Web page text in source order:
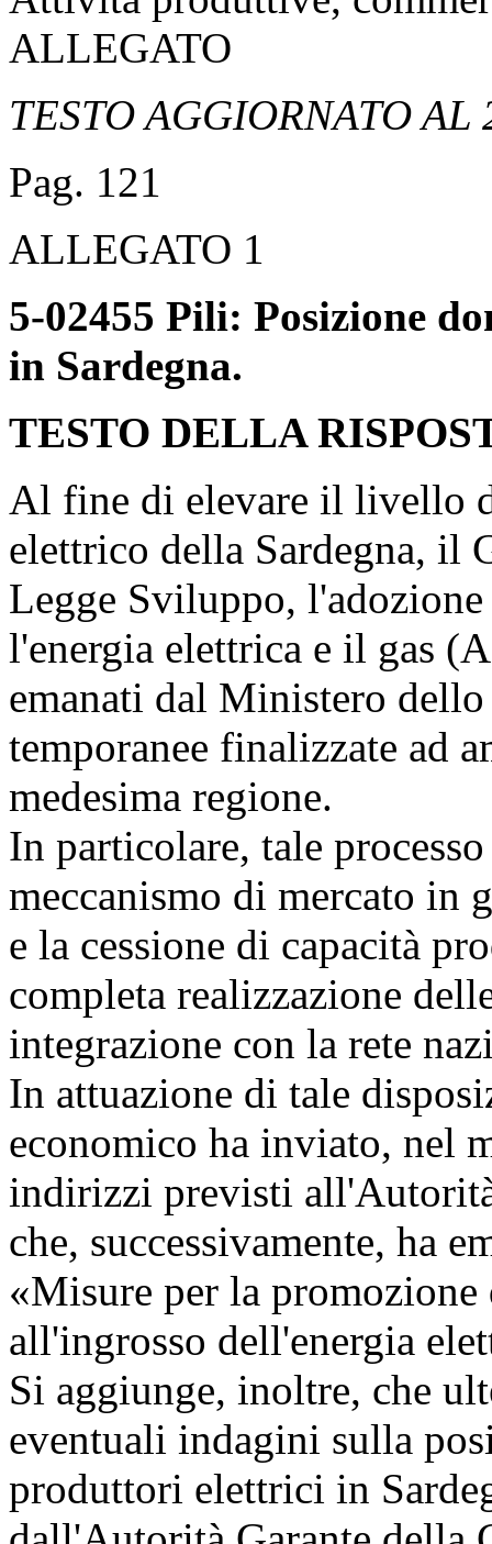
ALLEGATO
TESTO AGGIORNATO AL
Pag. 121
ALLEGATO 1
5-02455 Pili: Posizione
in Sardegna.
TESTO DELLA
Al fine di elevare il livello
elettrico della Sardegna, il
Legge Sviluppo,
l'energia elettrica e il gas
emanati dal Ministero
temporanee finalizzate ad
medesima regione.
In particolare, tale
meccanismo di mercato in
e la cessione di capacità
completa realizzazione
integrazione con la rete
In attuazione di tale
economico ha inviato, nel
indirizzi previsti
che, successivamente, ha
«Misure per la
all'ingrosso dell'energia
Si aggiunge, inoltre, che
eventuali indagini sulla
produttori elettrici in